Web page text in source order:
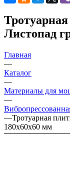
Листопад
Главная
—
Каталог
—
Материалы для
—
—Тротуарная
180х60х60 мм